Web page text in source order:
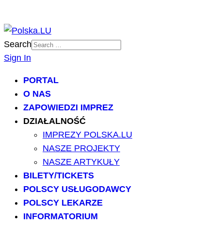
Search
Sign In
PORTAL
O NAS
ZAPOWIEDZI IMPREZ
DZIAŁALNOŚĆ
IMPREZY POLSKA.LU
NASZE PROJEKTY
NASZE ARTYKUŁY
BILETY/TICKETS
POLSCY USŁUGODAWCY
POLSCY LEKARZE
INFORMATORIUM